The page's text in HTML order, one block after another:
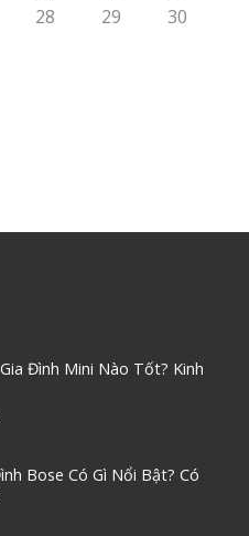
28 29
30
Đình Mini Nào Tốt? Kinh
Bose Có Gì Nổi Bật? Có